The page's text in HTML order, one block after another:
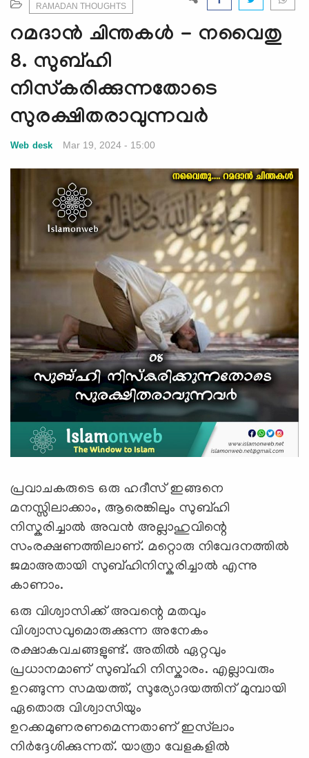
v
i
t
i
o
n
RAMADAN THOUGHTS
റമദാന്‍ ചിന്തകള്‍ - നവൈതു
8. സുബ്ഹി
നിസ്കരിക്കുന്നതോടെ
സുരക്ഷിതരാവുന്നവര്‍
Web desk Mar 19, 2024 - 15:00
പ്രവാചകരുടെ ഒരു ഹദീസ് ഇങ്ങനെ
മനസ്സിലാക്കാം, ആരെങ്കിലും സുബ്ഹി
നിസ്കരിച്ചാല്‍ അവന്‍ അല്ലാഹുവിന്റെ
സംരക്ഷണത്തിലാണ്. മറ്റൊരു നിവേദനത്തില്‍
ജമാഅതായി സുബ്ഹിനിസ്കരിച്ചാല്‍ എന്നു
കാണാം.
ഒരു വിശ്വാസിക്ക് അവന്റെ മതവും
വിശ്വാസവുമൊരുക്കുന്ന അനേകം
രക്ഷാകവചങ്ങളുണ്ട്. അതില്‍ ഏറ്റവും
പ്രധാനമാണ് സുബ്ഹി നിസ്കാരം. എല്ലാവരും
ഉറങ്ങുന്ന സമയത്ത്, സൂര്യോദയത്തിന് മുമ്പായി
ഏതൊരു വിശ്വാസിയും
ഉറക്കമുണരണമെന്നതാണ് ഇസ്‍ലാം
നിര്‍ദ്ദേശിക്കുന്നത്. യാത്രാ വേളകളില്‍